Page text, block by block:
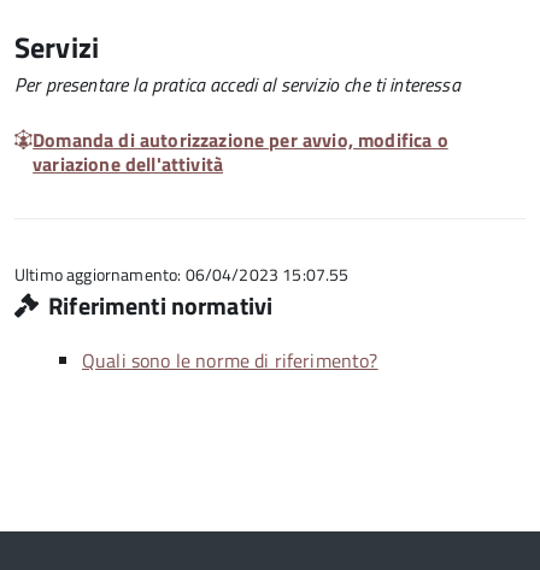
Servizi
Per presentare la pratica accedi al servizio che ti interessa
Domanda di autorizzazione per avvio, modifica o
variazione dell'attività
Ultimo aggiornamento: 06/04/2023 15:07.55
Riferimenti normativi
Quali sono le norme di riferimento?